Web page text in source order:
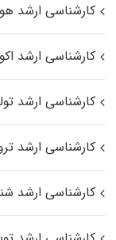
کارشناسی ارشد
کارشناسی ارشد
کارشناسی ارشد
کارشناسی ارشد
کارشناسی ارشد